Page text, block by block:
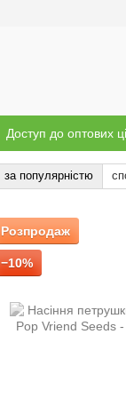
Доступ до оптових
за популярністю
Розпродаж
−10%